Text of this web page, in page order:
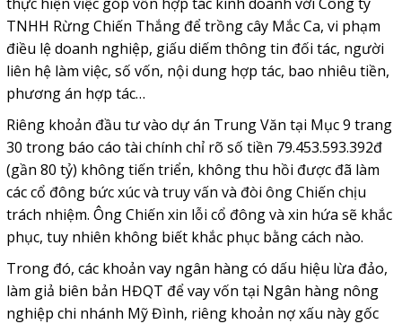
TNHH Rừng Chiến Thắng để trồng cây Mắc Ca, vi phạm
điều lệ doanh nghiệp, giấu diếm thông tin đối tác, người
liên hệ làm việc, số vốn, nội dung hợp tác, bao nhiêu tiền,
phương án hợp tác…
Riêng khoản đầu tư vào dự án Trung Văn tại Mục 9 trang
30 trong báo cáo tài chính chỉ rõ số tiền 79.453.593.392đ
(gần 80 tỷ) không tiến triển, không thu hồi được đã làm
các cổ đông bức xúc và truy vấn và đòi ông Chiến chịu
trách nhiệm. Ông Chiến xin lỗi cổ đông và xin hứa sẽ khắc
phục, tuy nhiên không biết khắc phục bằng cách nào.
Trong đó, các khoản vay ngân hàng có dấu hiệu lừa đảo,
làm giả biên bản HĐQT để vay vốn tại Ngân hàng nông
nghiệp chi nhánh Mỹ Đình, riêng khoản nợ xấu này gốc